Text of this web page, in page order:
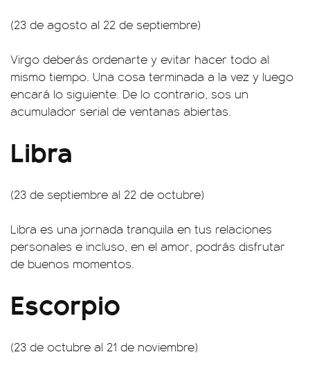
(23 de agosto al 22 de septiembre)
Virgo deberás ordenarte y evitar hacer todo al
mismo tiempo. Una cosa terminada a la vez y luego
encará lo siguiente. De lo contrario, sos un
acumulador serial de ventanas abiertas.
Libra
(23 de septiembre al 22 de octubre)
Libra es una jornada tranquila en tus relaciones
personales e incluso, en el amor, podrás disfrutar
de buenos momentos.
Escorpio
(23 de octubre al 21 de noviembre)